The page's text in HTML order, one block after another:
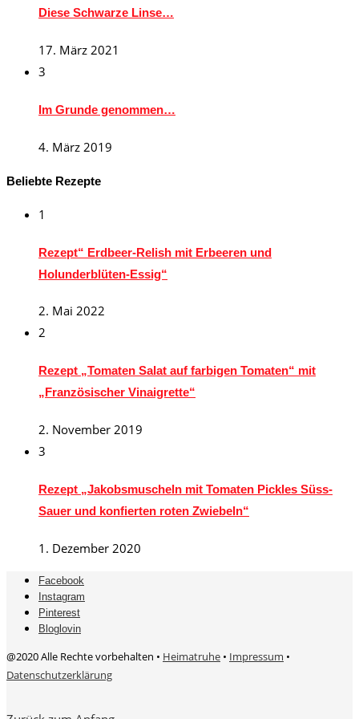
Diese Schwarze Linse…
17. März 2021
3
Im Grunde genommen…
4. März 2019
Beliebte Rezepte
1
Rezept“ Erdbeer-Relish mit Erbeeren und
Holunderblüten-Essig“
2. Mai 2022
2
Rezept „Tomaten Salat auf farbigen Tomaten“ mit
„Französischer Vinaigrette“
2. November 2019
3
Rezept „Jakobsmuscheln mit Tomaten Pickles Süss-
Sauer und konfierten roten Zwiebeln“
1. Dezember 2020
Facebook
Instagram
Pinterest
Bloglovin
@2020 Alle Rechte vorbehalten • Heimatruhe • Impressum •
Datenschutzerklärung